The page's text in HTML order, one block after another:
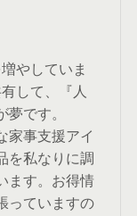
やしていま
して、『人
です。
家事支援アイ
を私なりに調
ます。お得情
っていますの